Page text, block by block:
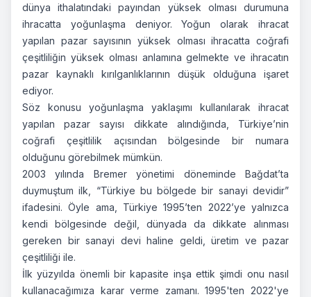
dünya ithalatındaki payından yüksek olması durumuna
ihracatta yoğunlaşma deniyor. Yoğun olarak ihracat
yapılan pazar sayısının yüksek olması ihracatta coğrafi
çeşitliliğin yüksek olması anlamına gelmekte ve ihracatın
pazar kaynaklı kırılganlıklarının düşük olduğuna işaret
ediyor.
Söz konusu yoğunlaşma yaklaşımı kullanılarak ihracat
yapılan pazar sayısı dikkate alındığında, Türkiye’nin
coğrafi çeşitlilik açısından bölgesinde bir numara
olduğunu görebilmek mümkün.
2003 yılında Bremer yönetimi döneminde Bağdat’ta
duymuştum ilk, “Türkiye bu bölgede bir sanayi devidir”
ifadesini. Öyle ama, Türkiye 1995’ten 2022’ye yalnızca
kendi bölgesinde değil, dünyada da dikkate alınması
gereken bir sanayi devi haline geldi, üretim ve pazar
çeşitliliği ile.
İlk yüzyılda önemli bir kapasite inşa ettik şimdi onu nasıl
kullanacağımıza karar verme zamanı. 1995'ten 2022'ye